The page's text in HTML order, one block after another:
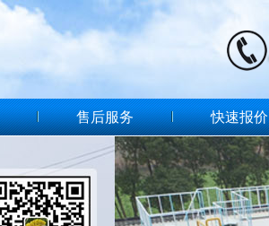
售后服务 快速报价